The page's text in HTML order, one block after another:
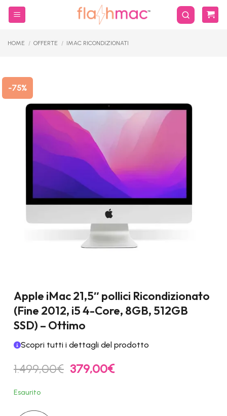
Salta
HOME / OFFERTE / IMAC RICONDIZIONATI
-75%
Apple iMac 21,5″ pollici Ricondizionato
(Fine 2012, i5 4-Core, 8GB, 512GB
SSD) – Ottimo
Scopri tutti i dettagli del prodotto
1.499,00€ Il
prezzo
379,00€Il
Esaurito